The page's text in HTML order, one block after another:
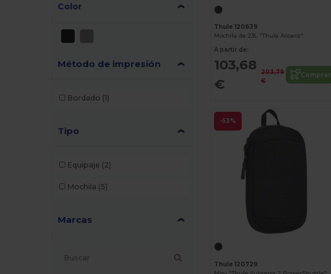
Color
Método de impresión
Bordado (1)
Tipo
Equipaje (2)
Mochila (5)
Marcas
Thule 120639
Mochila de 23L "Thule Accent"
A partir de:
103,68
€
203,79
€
Comprar
-53%
Thule 120729